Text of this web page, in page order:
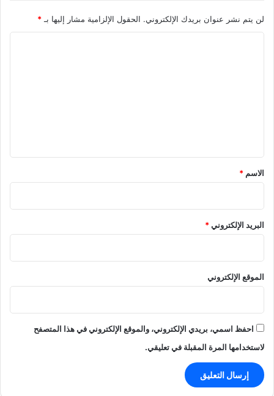
لن يتم نشر عنوان بريدك الإلكتروني. الحقول الإلزامية مشار إليها بـ*
*
الاسم *
البريد الإلكتروني*
الموقع الإلكتروني
احفظ اسمي، بريدي الإلكتروني، والموقع الإلكتروني في هذا المتصفح
لاستخدامها المرة المقبلة في تعليقي.